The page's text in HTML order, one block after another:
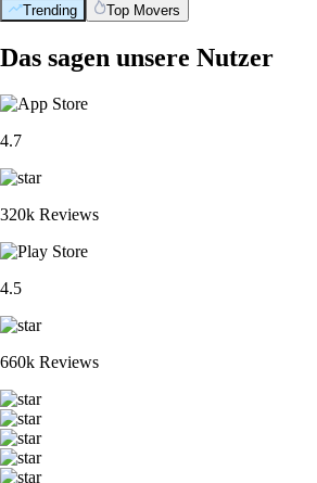
Trending Top Movers
Das sagen unsere Nutzer
4.7
320k Reviews
4.5
660k Reviews